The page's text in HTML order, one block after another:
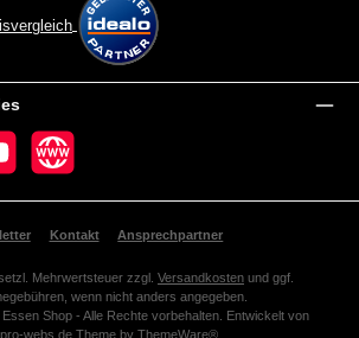
Website
Kontakt Ansprechpartner
Mehrwertsteuer zzgl. Versandkosten und ggf.
wenn nicht anders angegeben.
Shop - Alle Rechte vorbehalten. Entwickelt von
webs.de Theme by ThemeWare®